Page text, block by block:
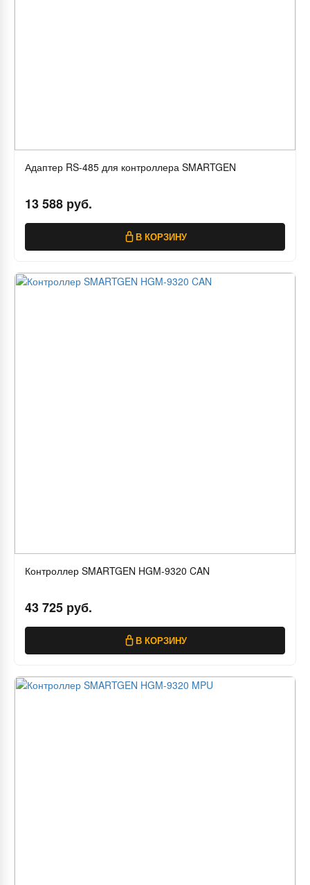
Адаптер RS-485 для контроллера SMARTGEN
13 588 руб.
В КОРЗИНУ
Контроллер SMARTGEN HGM-9320 CAN
43 725 руб.
В КОРЗИНУ